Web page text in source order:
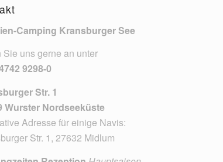
Camping Kransburger See
Sie uns gerne an unter
9298-0
Str. 1
Wurster Nordseeküste
Adresse für einige Navis:
Str. 1, 27632 Midlum